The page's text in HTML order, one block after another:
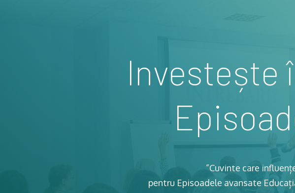
Investește
”Cuvinte care
pentru Episoadele avansate